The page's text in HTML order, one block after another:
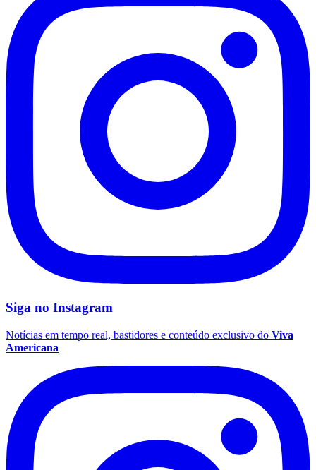
Grêmio
Siga no Instagram
Notícias em tempo real, bastidores e conteúdo exclusivo do Viva
Americana